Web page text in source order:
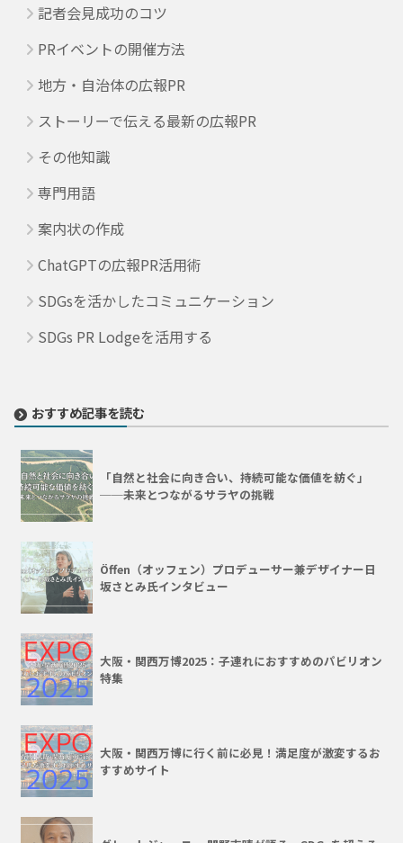
記者会見成功のコツ
PRイベントの開催方法
地方・自治体の広報PR
ストーリーで伝える最新の広報PR
その他知識
専門用語
案内状の作成
ChatGPTの広報PR活用術
SDGsを活かしたコミュニケーション
SDGs PR Lodgeを活用する
おすすめ記事を読む
「自然と社会に向き合い、持続可能な価値を紡ぐ」
──未来とつながるサラヤの挑戦
Öffen（オッフェン）プロデューサー兼デザイナー日
坂さとみ氏インタビュー
大阪・関西万博2025：子連れにおすすめのパビリオン
特集
大阪・関西万博に行く前に必見！満足度が激変するお
すすめサイト